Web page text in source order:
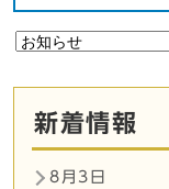
新着情報
8月3日